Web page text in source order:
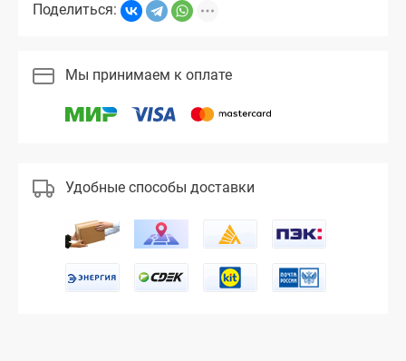
Поделиться:
Мы принимаем к оплате
Удобные способы доставки